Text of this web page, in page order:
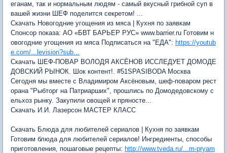
еганам, так и нормальным людям - самый вкусный грибной суп в
вашей жизни ШЕФ поделится секретом! ...
Скачать Новогодние угощения из мяса | Кухня по заявкам
Спонсор показа: АО «БВТ БАРЬЕР РУС» www.barrier.ru Готовим н
овогодние угощения из мяса Подписаться на "ЕДА": https://youtub
e.com/...levision?sub...
Скачать ШЕФ-ПОВАР ВОЛОДЯ АКСЁНОВ ИССЛЕДУЕТ ДОМОДЕ
ДОВСКИЙ РЫНОК. Шок контент!. #51SPASIBODA Москва
Сегодня мы вместе с Владимиром Аксёновым, шеф-поваром рест
орана "Рыбторг на Патриарших", прошлись по Домодедовскому с
ельхоз рынку. Закупили овощей и пряносте...
Скачать И.И. Лазерсон МАСТЕР КЛАСС
Скачать Блюда для любителей сериалов | Кухня по заявкам
Готовим блюда для любителей сериалов! Ингредиенты, способы
приготовления, пошаговые рецепты: http://www.tveda.ru/...m-pryam